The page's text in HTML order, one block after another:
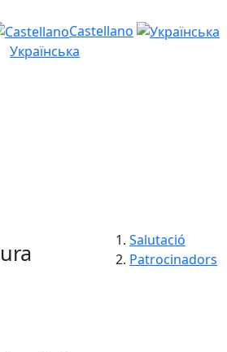
Castellano
Українська
Salutació
Patrocinadors